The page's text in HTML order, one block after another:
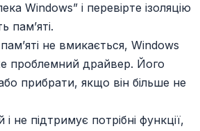
Windows” і перевірте ізоляцію
пам’яті.
не вмикається, Windows
проблемний драйвер. Його
прибрати, якщо він більше не
не підтримує потрібні функції,